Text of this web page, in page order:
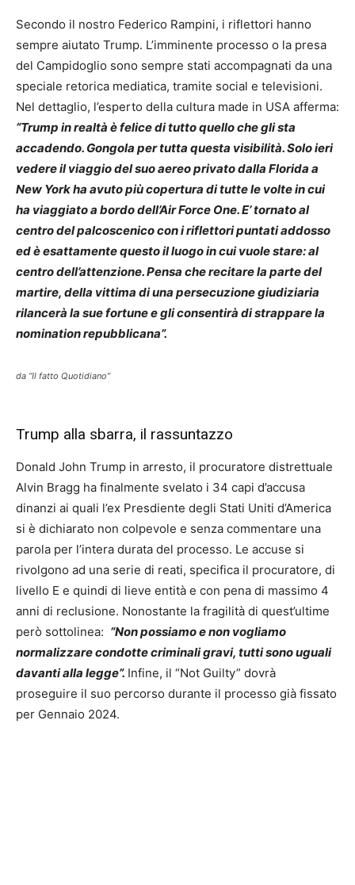
Secondo il nostro Federico Rampini, i riflettori hanno
sempre aiutato Trump. L’imminente processo o la presa
del Campidoglio sono sempre stati accompagnati da una
speciale retorica mediatica, tramite social e televisioni.
Nel dettaglio, l’esperto della cultura made in USA afferma:
“Trump in realtà è felice di tutto quello che gli sta
accadendo. Gongola per tutta questa visibilità. Solo ieri
vedere il viaggio del suo aereo privato dalla Florida a
New York ha avuto più copertura di tutte le volte in cui
ha viaggiato a bordo dell’Air Force One. E’ tornato al
centro del palcoscenico con i riflettori puntati addosso
ed è esattamente questo il luogo in cui vuole stare: al
centro dell’attenzione. Pensa che recitare la parte del
martire, della vittima di una persecuzione giudiziaria
rilancerà la sue fortune e gli consentirà di strappare la
nomination repubblicana”.
da “Il fatto Quotidiano”
Trump alla sbarra, il rassuntazzo
Donald John Trump in arresto, il procuratore distrettuale
Alvin Bragg ha finalmente svelato i 34 capi d’accusa
dinanzi ai quali l’ex Presdiente degli Stati Uniti d’America
si è dichiarato non colpevole e senza commentare una
parola per l’intera durata del processo. Le accuse si
rivolgono ad una serie di reati, specifica il procuratore, di
livello E e quindi di lieve entità e con pena di massimo 4
anni di reclusione. Nonostante la fragilità di quest’ultime
però sottolinea: “Non possiamo e non vogliamo
normalizzare condotte criminali gravi, tutti sono uguali
davanti alla legge”. Infine, il “Not Guilty” dovrà
proseguire il suo percorso durante il processo già fissato
per Gennaio 2024.